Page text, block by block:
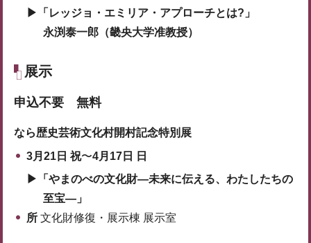
▶「レッジョ・エミリア・アプローチとは?」
永渕泰一郎（畿央大学准教授）
展示
申込不要 無料
なら歴史芸術文化村開村記念特別展
3月21日 祝〜4月17日 日
▶「やまのべの文化財―未来に伝える、わたしたちの
至宝―」
所 文化財修復・展示棟 展示室